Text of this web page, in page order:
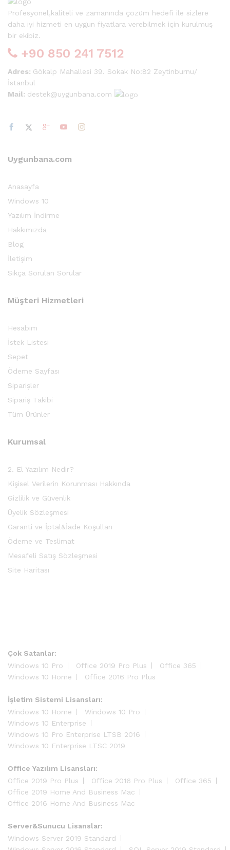
Profesyonel,kaliteli ve zamanında çözüm hedefi ile sizlere
daha iyi hizmeti en uygun fiyatlara verebilmek için kurulmuş
bir ekibiz.
+90 850 241 7512
Adres: Gökalp Mahallesi 39. Sokak No:82 Zeytinburnu/
İstanbul
Mail: destek@uygunbana.com
Uygunbana.com
Anasayfa
Windows 10
Yazılım İndirme
Hakkımızda
Blog
İletişim
Sıkça Sorulan Sorular
Müşteri Hizmetleri
Hesabım
İstek Listesi
Sepet
Ödeme Sayfası
Siparişler
Sipariş Takibi
Tüm Ürünler
Kurumsal
2. El Yazılım Nedir?
Kişisel Verilerin Korunması Hakkında
Gizlilik ve Güvenlik
Üyelik Sözleşmesi
Garanti ve İptal&İade Koşulları
Ödeme ve Teslimat
Mesafeli Satış Sözleşmesi
Site Haritası
Çok Satanlar:
Windows 10 Pro
Office 2019 Pro Plus
Office 365
Windows 10 Home
Office 2016 Pro Plus
İşletim Sistemi Lisansları:
Windows 10 Home
Windows 10 Pro
Windows 10 Enterprise
Windows 10 Pro Enterprise LTSB 2016
Windows 10 Enterprise LTSC 2019
Office Yazılım Lisansları:
Office 2019 Pro Plus
Office 2016 Pro Plus
Office 365
Office 2019 Home And Business Mac
Office 2016 Home And Business Mac
Server&Sunucu Lisanslar:
Windows Server 2019 Standard